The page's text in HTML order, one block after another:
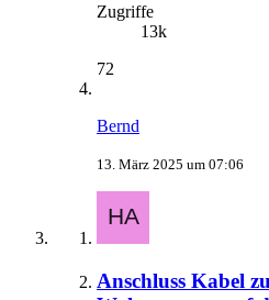
Zugriffe
13k
72
Bernd
13. März 2025 um 07:06
Anschluss Kabel